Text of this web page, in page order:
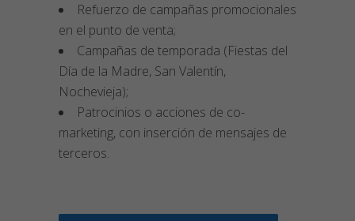
Refuerzo de campañas promocionales
en el punto de venta;
Campañas de temporada (Fiestas del
Día de la Madre, San Valentín,
Nochevieja);
Patrocinios o acciones de co-
marketing, con inserción de mensajes de
terceros.